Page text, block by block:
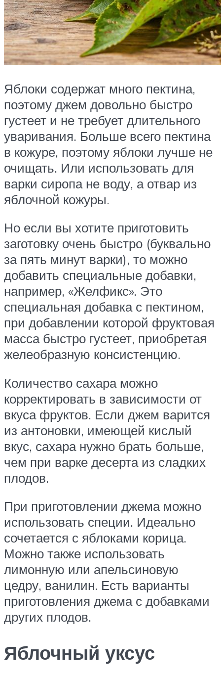
Яблоки содержат много пектина,
поэтому джем довольно быстро
густеет и не требует длительного
уваривания. Больше всего пектина
в кожуре, поэтому яблоки лучше не
очищать. Или использовать для
варки сиропа не воду, а отвар из
яблочной кожуры.
Но если вы хотите приготовить
заготовку очень быстро (буквально
за пять минут варки), то можно
добавить специальные добавки,
например, «Желфикс». Это
специальная добавка с пектином,
при добавлении которой фруктовая
масса быстро густеет, приобретая
желеобразную консистенцию.
Количество сахара можно
корректировать в зависимости от
вкуса фруктов. Если джем варится
из антоновки, имеющей кислый
вкус, сахара нужно брать больше,
чем при варке десерта из сладких
плодов.
При приготовлении джема можно
использовать специи. Идеально
сочетается с яблоками корица.
Можно также использовать
лимонную или апельсиновую
цедру, ванилин. Есть варианты
приготовления джема с добавками
других плодов.
Яблочный уксус